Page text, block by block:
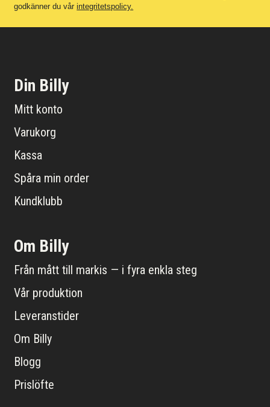
godkänner du vårintegritetspolicy.
Din Billy
Mitt konto
Varukorg
Kassa
Spåra min order
Kundklubb
Om Billy
Från mått till markis — i fyra enkla steg
Vår produktion
Leveranstider
Om Billy
Blogg
Prislöfte